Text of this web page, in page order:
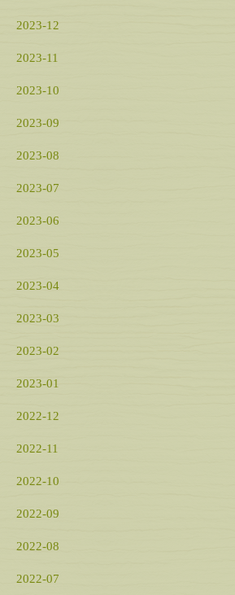
2023-12
2023-11
2023-10
2023-09
2023-08
2023-07
2023-06
2023-05
2023-04
2023-03
2023-02
2023-01
2022-12
2022-11
2022-10
2022-09
2022-08
2022-07